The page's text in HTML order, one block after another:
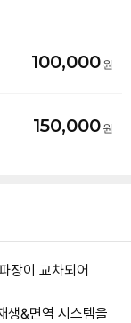
장이 교차되어
생&면역 시스템을
100,000
150,000